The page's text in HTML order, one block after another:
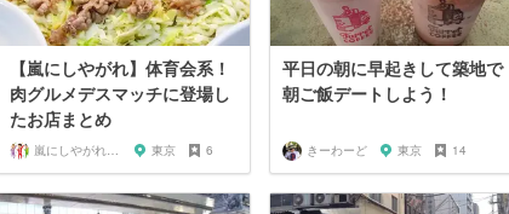
【嵐にしやがれ】体育会系！
肉グルメデスマッチに登場し
たお店まとめ
嵐にしやがれガール 東京 6
平日の朝に早起きして築地で
朝ご飯デートしよう！
きーわーど 東京 14